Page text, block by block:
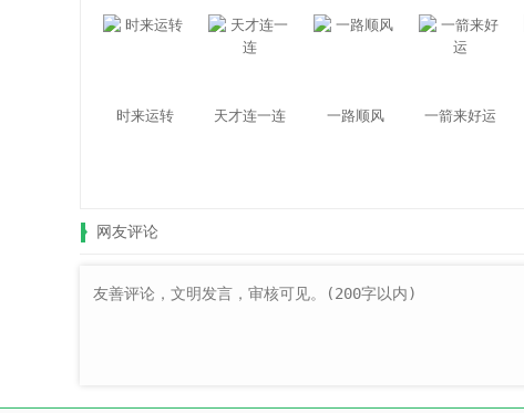
时来运转 天才连一连 一路顺风 一箭来好运
网友评论